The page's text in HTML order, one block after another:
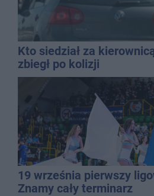
Kto siedział za
zbiegł po kolizji
19 września pierwszy
Znamy cały terminarz